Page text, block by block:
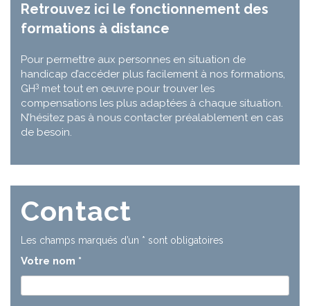
Retrouvez ici le fonctionnement des
formations à distance
Pour permettre aux personnes en situation de
handicap d’accéder plus facilement à nos formations,
GH3 met tout en œuvre pour trouver les
compensations les plus adaptées à chaque situation.
N’hésitez pas à nous contacter préalablement en cas
de besoin.
Contact
Les champs marqués d’un * sont obligatoires
Votre nom *